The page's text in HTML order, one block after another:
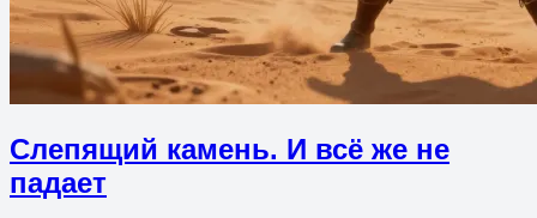
Слепящий камень. И всё же не
падает